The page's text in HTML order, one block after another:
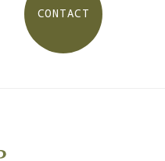
CONTACT